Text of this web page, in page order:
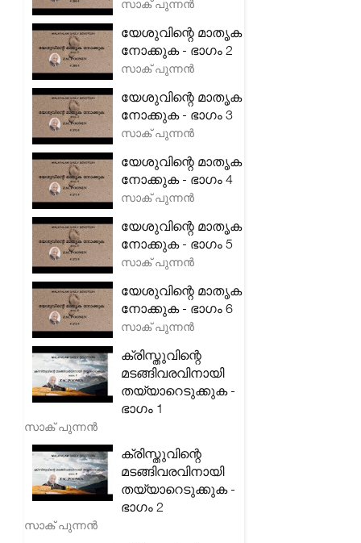
സാക് പുന്നൻ
യേശുവിന്റെ മാതൃക
നോക്കുക - ഭാഗം 2
സാക് പുന്നൻ
യേശുവിന്റെ മാതൃക
നോക്കുക - ഭാഗം 3
സാക് പുന്നൻ
യേശുവിന്റെ മാതൃക
നോക്കുക - ഭാഗം 4
സാക് പുന്നൻ
യേശുവിന്റെ മാതൃക
നോക്കുക - ഭാഗം 5
സാക് പുന്നൻ
യേശുവിന്റെ മാതൃക
നോക്കുക - ഭാഗം 6
സാക് പുന്നൻ
ക്രിസ്തുവിന്റെ
മടങ്ങിവരവിനായി
തയ്യാറെടുക്കുക -
ഭാഗം 1
സാക് പുന്നൻ
ക്രിസ്തുവിന്റെ
മടങ്ങിവരവിനായി
തയ്യാറെടുക്കുക -
ഭാഗം 2
സാക് പുന്നൻ